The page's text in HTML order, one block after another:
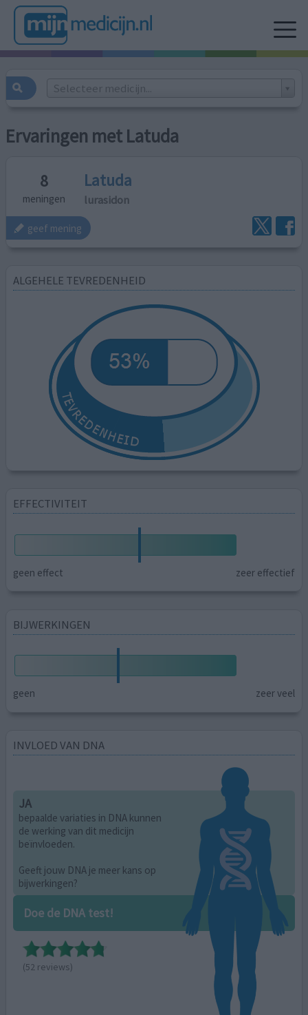
Selecteer medicijn...
Ervaringen met Latuda
8
meningen
Latuda
lurasidon
geef mening
ALGEHELE TEVREDENHEID
EFFECTIVITEIT
geen effect zeer effectief
BIJWERKINGEN
geen zeer veel
INVLOED VAN DNA
JA
bepaalde variaties in DNA kunnen
de werking van dit medicijn
beïnvloeden.
Geeft jouw DNA je meer kans op
bijwerkingen?
Doe de DNA test!
(52 reviews)